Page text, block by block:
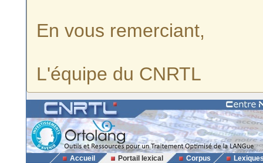
En vous remerciant,
L'équipe du CNRTL
Accueil Portail lexical Corpus